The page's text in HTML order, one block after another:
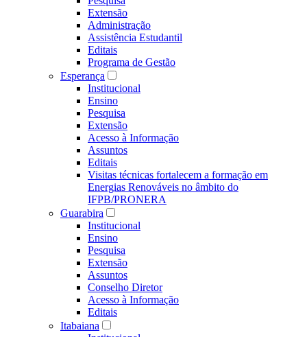
Extensão
Administração
Assistência Estudantil
Editais
Programa de Gestão
Esperança
Institucional
Ensino
Pesquisa
Extensão
Acesso à Informação
Assuntos
Editais
Visitas técnicas fortalecem a formação em
Energias Renováveis no âmbito do
IFPB/PRONERA
Guarabira
Institucional
Ensino
Pesquisa
Extensão
Assuntos
Conselho Diretor
Acesso à Informação
Editais
Itabaiana